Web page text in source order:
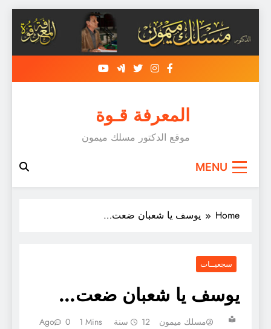
content
المعرفة قـوة
موقع الدكتور مسلك ميمون
MENU
Home يوسف يا شعبان ضعت…
سجعيــات
يوسف يا شعبان ضعت…
مسلك ميمون 12 سنة Ago 0 1 Mins